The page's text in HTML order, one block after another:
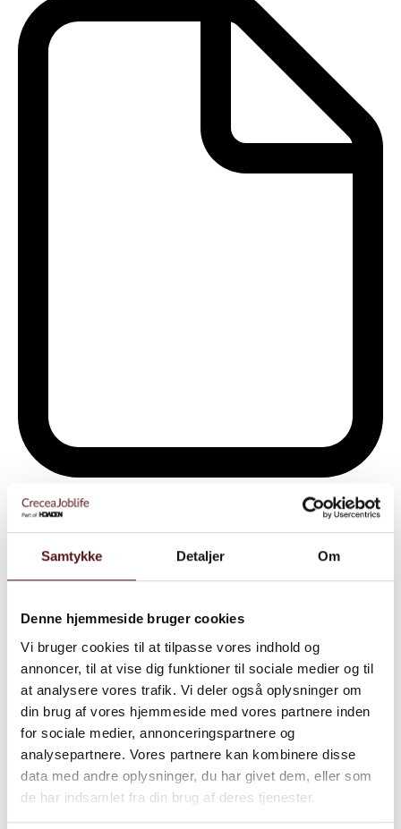
Samtykke Detaljer Om
Denne hjemmeside bruger cookies
Vi bruger cookies til at tilpasse vores indhold og
annoncer, til at vise dig funktioner til sociale medier og til
at analysere vores trafik. Vi deler også oplysninger om
din brug af vores hjemmeside med vores partnere inden
for sociale medier, annonceringspartnere og
analysepartnere. Vores partnere kan kombinere disse
data med andre oplysninger, du har givet dem, eller som
de har indsamlet fra din brug af deres tjenester.